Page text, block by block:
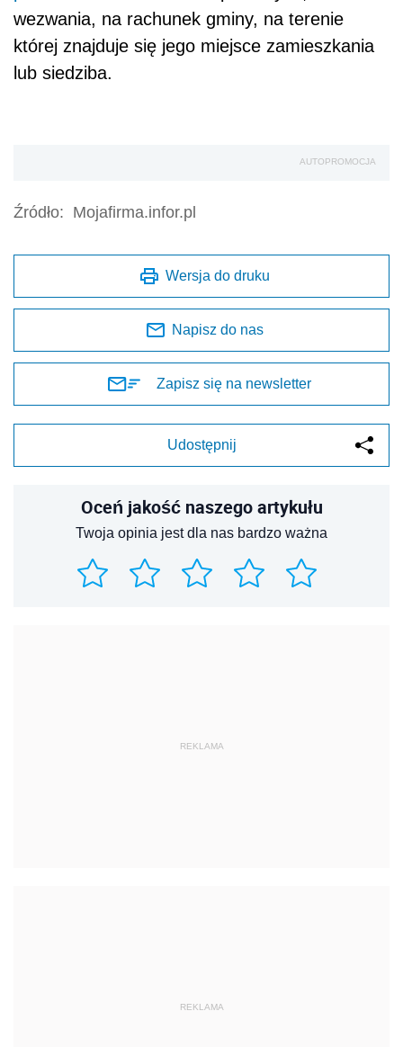
wezwania, na rachunek gminy, na terenie
której znajduje się jego miejsce zamieszkania
lub siedziba.
AUTOPROMOCJA
Źródło: Mojafirma.infor.pl
Wersja do druku
Napisz do nas
Zapisz się na newsletter
Udostępnij
Oceń jakość naszego artykułu
Twoja opinia jest dla nas bardzo ważna
REKLAMA
REKLAMA